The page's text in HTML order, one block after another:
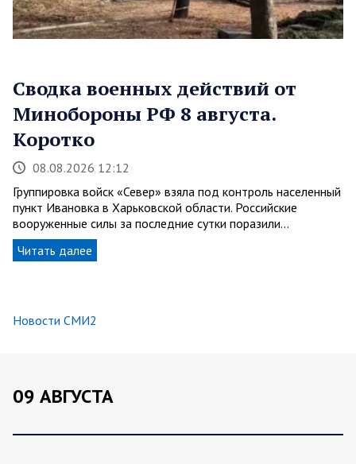
Сводка военных действий от
Минобороны РФ 8 августа.
Коротко
08.08.2026 12:12
Группировка войск «Север» взяла под контроль населенный
пункт Ивановка в Харьковской области. Российские
вооруженные силы за последние сутки поразили…
Читать далее
Новости СМИ2
09 АВГУСТА